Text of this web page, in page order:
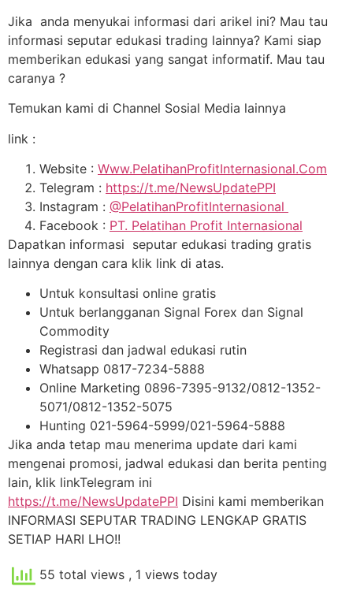
Jika anda menyukai informasi dari arikel ini? Mau tau
informasi seputar edukasi trading lainnya? Kami siap
memberikan edukasi yang sangat informatif. Mau tau
caranya ?
Temukan kami di Channel Sosial Media lainnya
link :
Website : Www.PelatihanProfitInternasional.Com
Telegram : https://t.me/NewsUpdatePPI
Instagram : @PelatihanProfitInternasional
Facebook : PT. Pelatihan Profit Internasional
Dapatkan informasi seputar edukasi trading gratis
lainnya dengan cara klik link di atas.
Untuk konsultasi online gratis
Untuk berlangganan Signal Forex dan Signal
Commodity
Registrasi dan jadwal edukasi rutin
Whatsapp 0817-7234-5888
Online Marketing 0896-7395-9132/0812-1352-
5071/0812-1352-5075
Hunting 021-5964-5999/021-5964-5888
Jika anda tetap mau menerima update dari kami
mengenai promosi, jadwal edukasi dan berita penting
lain, klik linkTelegram ini
https://t.me/NewsUpdatePPI Disini kami memberikan
INFORMASI SEPUTAR TRADING LENGKAP GRATIS
SETIAP HARI LHO!!
55 total views , 1 views today